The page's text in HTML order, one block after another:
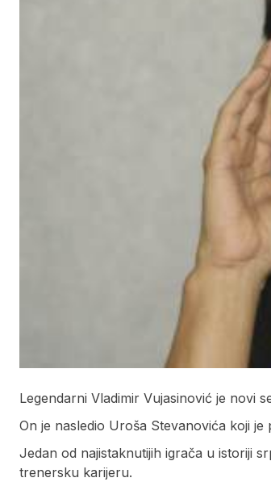
Legendarni Vladimir Vujasinović je novi
On je nasledio Uroša Stevanovića koji je
Jedan od najistaknutijih igrača u istoriji
trenersku karijeru.